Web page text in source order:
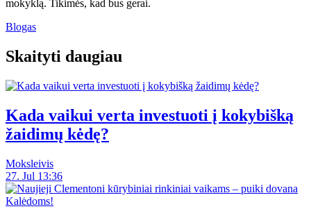
mokyklą. Tikimės, kad bus gerai.
Blogas
Skaityti daugiau
Kada vaikui verta investuoti į kokybišką
žaidimų kėdę?
Moksleivis
27. Jul 13:36